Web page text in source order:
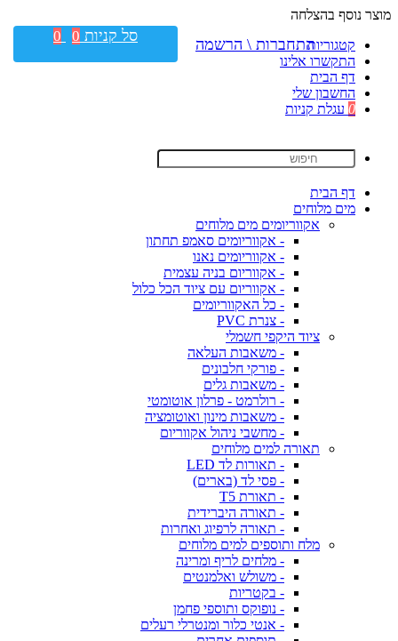
מוצר נוסף בהצלחה
קטגוריות
התקשרו אלינו
דף הבית
החשבון שלי
0 עגלת קניות
דף הבית
מים מלוחים
אקווריומים מים מלוחים
- אקווריומים סאמפ תחתון
- אקווריומים נאנו
- אקווריום בניה עצמית
- אקווריום עם ציוד הכל כלול
- כל האקווריומים
- צנרת PVC
ציוד היקפי חשמלי
- משאבות העלאה
- פורקי חלבונים
- משאבות גלים
- רולרמט - פרלון אוטומטי
- משאבות מינון ואוטומציה
- מחשבי ניהול אקווריום
תאורה למים מלוחים
- תאורות לד LED
- פסי לד (בארים)
- תאורת T5
- תאורה היברידית
- תאורה לרפיוג ואחרות
מלח ותוספים למים מלוחים
- מלחים לריף ומרינה
- משולש ואלמנטים
- בקטריות
- נופוקס ותוספי פחמן
- אנטי כלור ומנטרלי רעלים
התחברות \ הרשמה סל קניות 0
0